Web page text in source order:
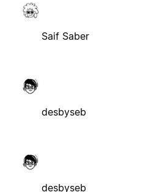
Saif Saber
desbyseb
desbyseb